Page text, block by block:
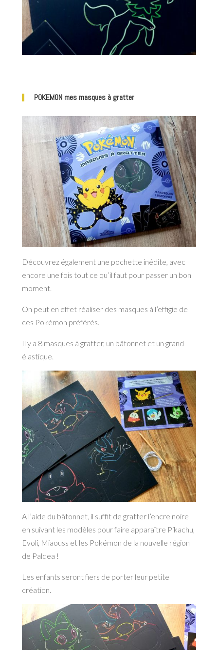
POKEMON mes masques à gratter
Découvrez également une pochette inédite, avec
encore une fois tout ce qu’il faut pour passer un bon
moment.
On peut en effet réaliser des masques à l’effigie de
ces Pokémon préférés.
Il y a 8 masques à gratter, un bâtonnet et un grand
élastique.
A l’aide du bâtonnet, il suffit de gratter l’encre noire
en suivant les modèles pour faire apparaître Pikachu,
Evoli, Miaouss et les Pokémon de la nouvelle région
de Paldea !
Les enfants seront fiers de porter leur petite
création.